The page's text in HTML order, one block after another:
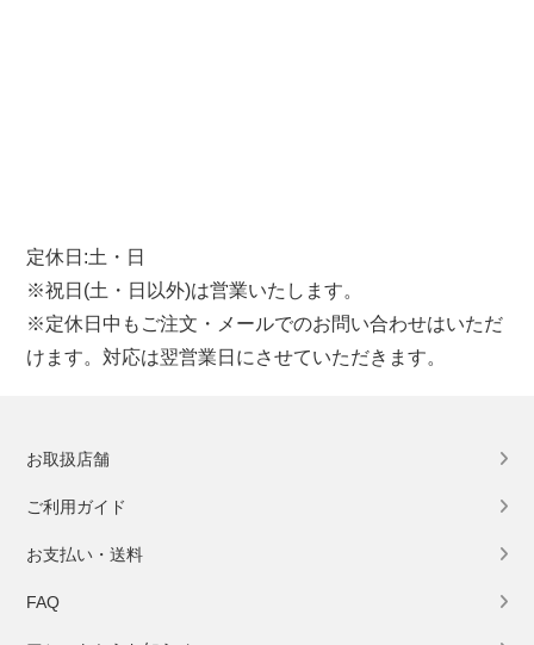
定休日:土・日
※祝日(土・日以外)は営業いたします。
※定休日中もご注文・メールでのお問い合わせはいただ
けます。対応は翌営業日にさせていただきます。
お取扱店舗
ご利用ガイド
お支払い・送料
FAQ